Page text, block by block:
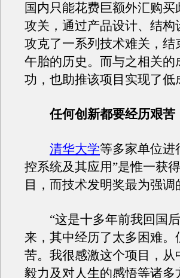
国内只能花费巨额外汇购
攻关，通过产品设计、结
攻克了一系列技术难关，
午胎的历史。而与之相关
功，也助推该项目实现了低
任何创新都要经历艰苦
清华大学等多家单位进
控系统及其应用”是惟一获
目，而技术发明奖最为强
“这是十多年前我回国后
来，其中经历了太多困难
苦。我很感激这个项目，
毅力及对人生的感悟等诸